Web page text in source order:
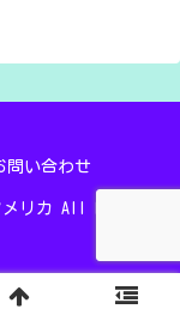
問い合わせ
リカ All Rights